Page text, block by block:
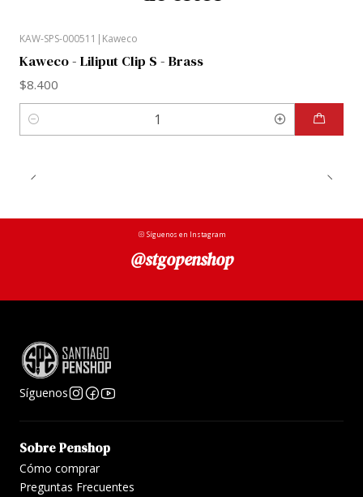
KAW-SPS-000511 | Kaweco
Kaweco - Liliput Clip S - Brass
$8.400
Cantidad
Síguenos en Instagram
@stgopenshop
Síguenos
Sobre Penshop
Cómo comprar
Preguntas Frecuentes